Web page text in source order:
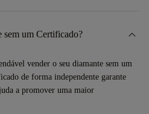
sem um Certificado?
vender o seu diamante sem um
de forma independente garante
a promover uma maior